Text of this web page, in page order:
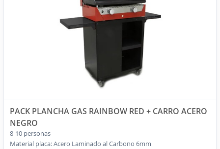
PACK PLANCHA GAS RAINBOW RED + CARRO ACERO
NEGRO
8-10 personas
Material placa: Acero Laminado al Carbono 6mm